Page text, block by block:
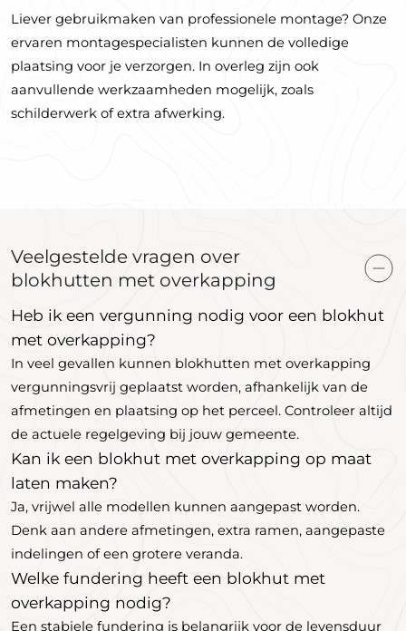
Liever gebruikmaken van professionele montage? Onze
ervaren montagespecialisten kunnen de volledige
plaatsing voor je verzorgen. In overleg zijn ook
aanvullende werkzaamheden mogelijk, zoals
schilderwerk of extra afwerking.
Veelgestelde vragen over
blokhutten met overkapping
Heb ik een vergunning nodig voor een blokhut
met overkapping?
In veel gevallen kunnen blokhutten met overkapping
vergunningsvrij geplaatst worden, afhankelijk van de
afmetingen en plaatsing op het perceel. Controleer altijd
de actuele regelgeving bij jouw gemeente.
Kan ik een blokhut met overkapping op maat
laten maken?
Ja, vrijwel alle modellen kunnen aangepast worden.
Denk aan andere afmetingen, extra ramen, aangepaste
indelingen of een grotere veranda.
Welke fundering heeft een blokhut met
overkapping nodig?
Een stabiele fundering is belangrijk voor de levensduur